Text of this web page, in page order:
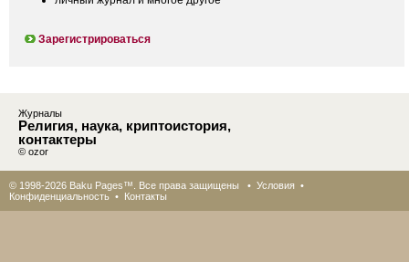
Зарегистрироваться
Журналы
Религия, наука, криптоистория,
контактеры
© ozor
© 1998-2026 Baku Pages™. Все права защищены • Условия •
Конфиденциальность • Контакты